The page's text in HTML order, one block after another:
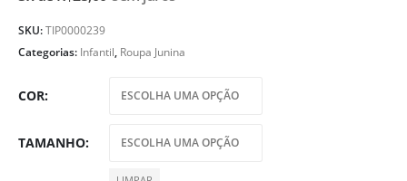
SKU:TIP0000239
Categorias: Infantil, Roupa Junina
COR
TAMANHO